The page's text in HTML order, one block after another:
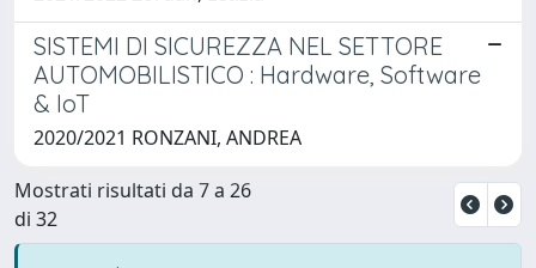
SISTEMI DI SICUREZZA NEL SETTORE
AUTOMOBILISTICO : Hardware, Software
& IoT
2020/2021 RONZANI, ANDREA
Mostrati risultati da 7 a 26
di 32